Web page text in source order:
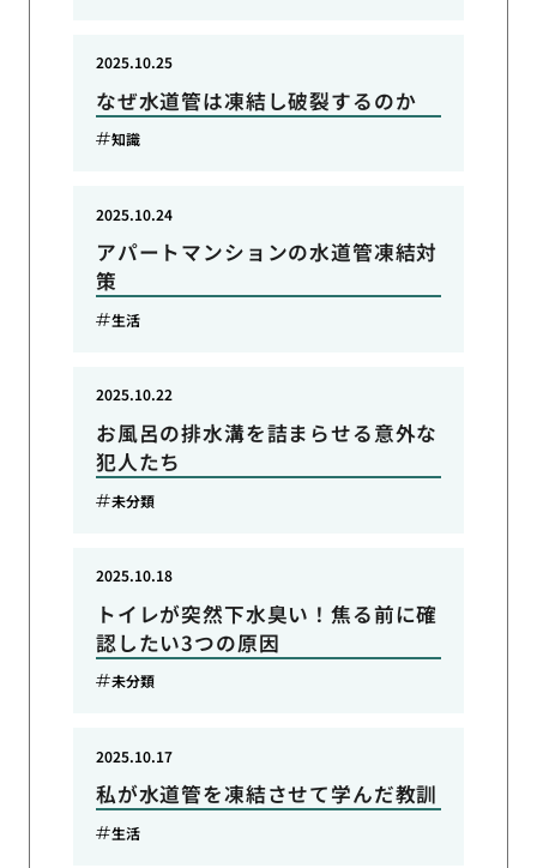
なぜ水道管は凍結し破裂するのか
2025.10.25
知識
アパートマンションの水道管凍結対
策
2025.10.24
生活
お風呂の排水溝を詰まらせる意外な
犯人たち
2025.10.22
未分類
トイレが突然下水臭い！焦る前に確
認したい3つの原因
2025.10.18
未分類
私が水道管を凍結させて学んだ教訓
2025.10.17
生活